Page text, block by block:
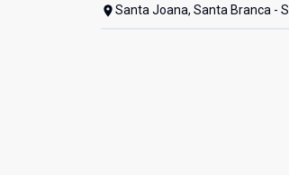
Santa Joana, Santa Branca -